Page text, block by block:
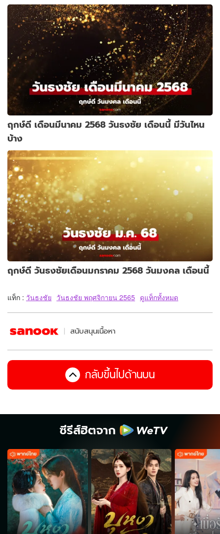
ฤกษ์ดี เดือนมีนาคม 2568 วันธงชัย เดือนนี้ มีวันไหน
บ้าง
ฤกษ์ดี วันธงชัยเดือนมกราคม 2568 วันมงคล เดือนนี้
แท็ก : วันธงชัย วันธงชัย พฤศจิกายน 2565 ดูแท็กทั้งหมด
สนับสนุนเนื้อหา
กลับขึ้นไปด้านบน
ซีรีส์ฮิตจาก